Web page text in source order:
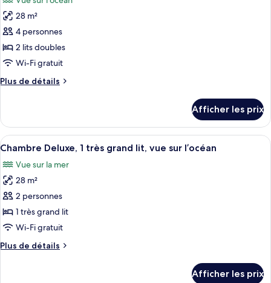
les
photos
pour
ce
type
chambre :
vue
sur
(Double
Beds)
28 m²
4 personnes
2 lits doubles
Wi-Fi gratuit
Plus de détails
Plus
Chambre
Deluxe,
vue
l’océan
(Double
Beds)
Afficher les prix
Afficher
toutes
les
photos
pour
ce
type
chambre :
Une chambre d’hôtel équipée d’un
8
Chambre Deluxe, 1 très grand lit, vue sur l’océan
Vue sur la mer
28 m²
2 personnes
1 très grand lit
Wi-Fi gratuit
Plus de détails
Plus
Afficher les prix